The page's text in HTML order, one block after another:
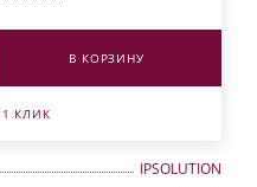
В КОРЗИНУ
КЛИК
IPSOLUTION